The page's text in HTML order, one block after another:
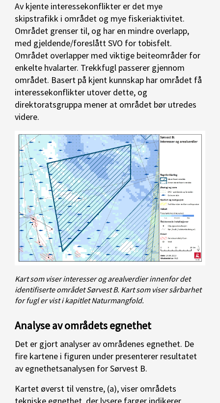
Av kjente interessekonflikter er det mye
skipstrafikk i området og mye fiskeriaktivitet.
Området grenser til, og har en mindre overlapp,
med gjeldende/foreslått SVO for tobisfelt.
Området overlapper med viktige beiteområder for
enkelte hvalarter. Trekkfugl passerer gjennom
området. Basert på kjent kunnskap har området få
interessekonflikter utover dette, og
direktoratsgruppa mener at området bør utredes
videre.
Kart som viser interesser og arealverdier innenfor det
identifiserte området Sørvest B. Kart som viser sårbarhet
for fugl er vist i kapitlet Naturmangfold.
Analyse av områdets egnethet
Det er gjort analyser av områdenes egnethet. De
fire kartene i figuren under presenterer resultatet
av egnethetsanalysen for Sørvest B.
Kartet øverst til venstre, (a), viser områdets